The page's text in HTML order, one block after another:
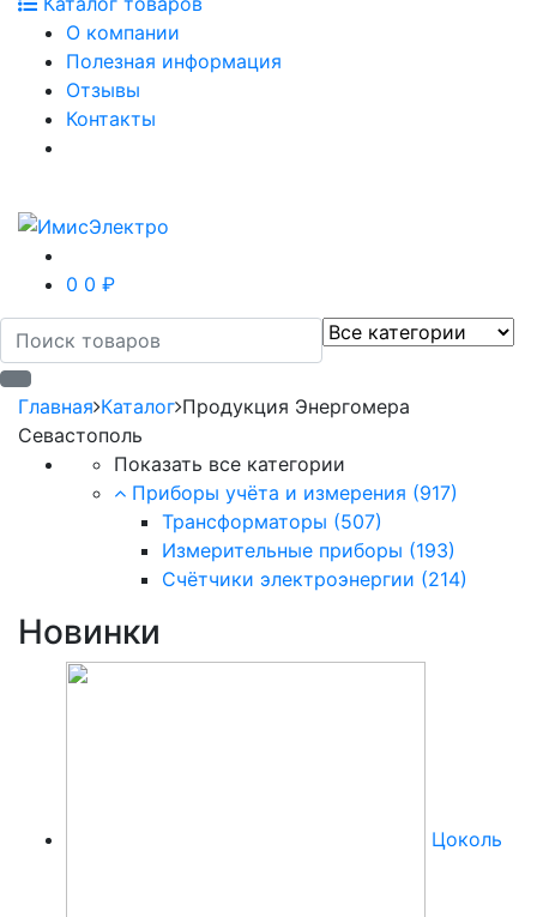
О компании
Полезная информация
Отзывы
Контакты
0 0 ₽
Главная Каталог Продукция Энергомера
Севастополь
Показать все категории
Приборы учёта и измерения (917)
Трансформаторы (507)
Измерительные приборы (193)
Счётчики электроэнергии (214)
Новинки
Цоколь